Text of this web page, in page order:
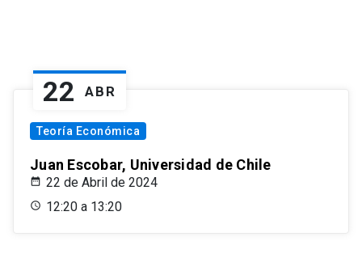
22 ABR
Teoría Económica
Juan Escobar, Universidad de Chile
22 de Abril de 2024
12:20 a 13:20